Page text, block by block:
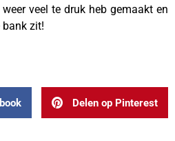
veel te druk heb gemaakt en
zit!
Delen op Pinterest